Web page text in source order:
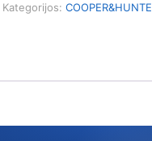
Kategorijos: